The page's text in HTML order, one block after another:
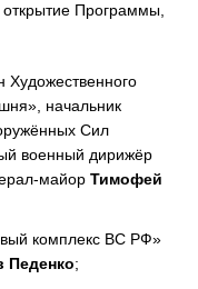
открытие Программы,
Художественного
начальник
Сил
военный дирижёр
майор Тимофей
комплекс ВС РФ»
Педенко;